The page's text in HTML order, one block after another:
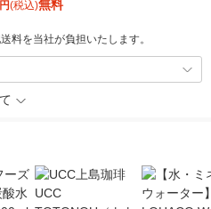
円(税込)無料
料を当社が負担いたします。